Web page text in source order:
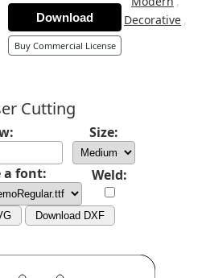
Decorative ,
Download
Buy Commercial License
Cutting
Size:
a font: Weld:
Download DXF